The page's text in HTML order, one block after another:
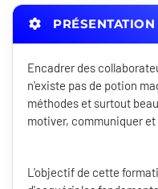
PRÉSENTATION
Encadrer des
n'existe pas de potion
méthodes et surtout
motiver, communiquer
L'objectif de cette